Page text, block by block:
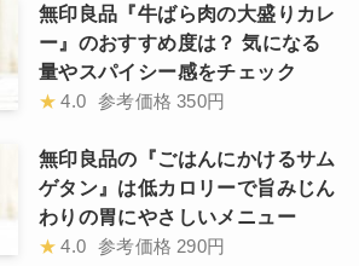
無印良品『牛ばら肉の大盛りカレ
ー』のおすすめ度は？ 気になる
量やスパイシー感をチェック
★ 4.0 参考価格 350円
無印良品の『ごはんにかけるサム
ゲタン』は低カロリーで旨みじん
わりの胃にやさしいメニュー
★ 4.0 参考価格 290円